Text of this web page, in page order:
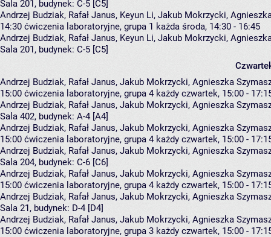
Sala 201, budynek: C-5 [C5]
Andrzej Budziak, Rafał Janus, Keyun Li, Jakub Mokrzycki,
14:30 ćwiczenia laboratoryjne, grupa 1 każda środa, 14:30 - 16:45
Andrzej Budziak, Rafał Janus, Keyun Li, Jakub Mokrzycki,
Sala 201, budynek: C-5 [C5]
Andrzej Budziak, Rafał Janus, Jakub Mokrzycki, Agnieszka
15:00 ćwiczenia laboratoryjne, grupa 4 każdy czwartek, 15:00 -
Andrzej Budziak, Rafał Janus, Jakub Mokrzycki, Agnieszka
Sala 402, budynek: A-4 [A4]
Andrzej Budziak, Rafał Janus, Jakub Mokrzycki, Agnieszka
15:00 ćwiczenia laboratoryjne, grupa 4 każdy czwartek, 15:00 -
Andrzej Budziak, Rafał Janus, Jakub Mokrzycki, Agnieszka
Sala 204, budynek: C-6 [C6]
Andrzej Budziak, Rafał Janus, Jakub Mokrzycki, Agnieszka
15:00 ćwiczenia laboratoryjne, grupa 4 każdy czwartek, 15:00 -
Andrzej Budziak, Rafał Janus, Jakub Mokrzycki, Agnieszka
Sala 21, budynek: D-4 [D4]
Andrzej Budziak, Rafał Janus, Jakub Mokrzycki, Agnieszka
15:00 ćwiczenia laboratoryjne, grupa 3 każdy czwartek, 15:00 -